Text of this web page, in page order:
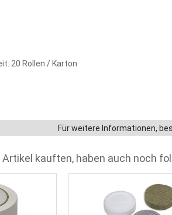
20 Rollen / Karton
Für weitere Informationen,
Artikel kauften, haben auch noch